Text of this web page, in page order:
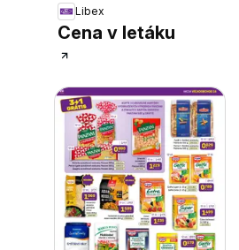
Libex
Cena v letáku